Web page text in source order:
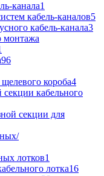
канала1
кабель-каналов5
кабель-канала3
монтажа
96
короба4
кабельного
секции для
лотков1
лотка16